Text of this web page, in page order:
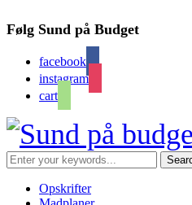
Følg Sund på Budget
facebook
instagram
cart
Opskrifter